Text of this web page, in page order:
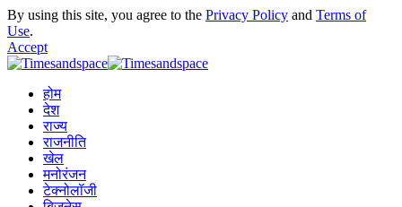
By using this site, you agree to the Privacy Policy and Terms of
Use.
Accept
होम
देश
राज्य
राजनीति
खेल
मनोरंजन
टेक्नोलॉजी